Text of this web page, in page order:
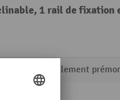
1 rail de fixation
partiellement